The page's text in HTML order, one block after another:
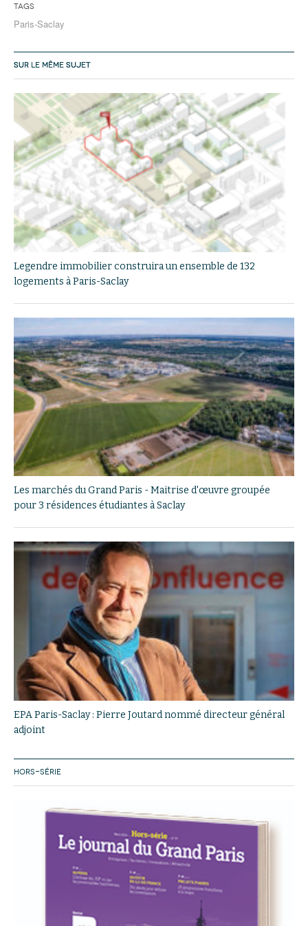
Tags
Paris-Saclay
SUR LE MÊME SUJET
Legendre immobilier construira un ensemble de 132
logements à Paris-Saclay
Les marchés du Grand Paris - Maitrise d'œuvre groupée
pour 3 résidences étudiantes à Saclay
EPA Paris-Saclay : Pierre Joutard nommé directeur général
adjoint
HORS-SÉRIE